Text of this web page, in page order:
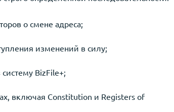
о смене адреса;
изменений в силу;
BizFile+;
включая Constitution и Registers of